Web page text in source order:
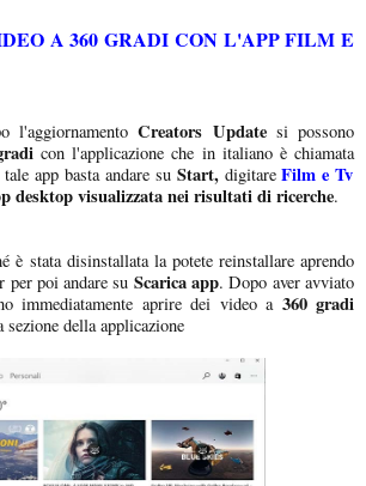
A 360 GRADI CON L'APP FILM E
l'aggiornamento Creators Updatesi possono
con l'applicazione che in italiano è chiamata
app basta andare suStart,digitare Film e Tv
desktop visualizzata nei risultati di ricerche.
è stata disinstallata la potete reinstallare aprendo
per poi andare su Scarica app. Dopo aver avviato
immediatamente aprire dei video a360 gradi
della applicazione